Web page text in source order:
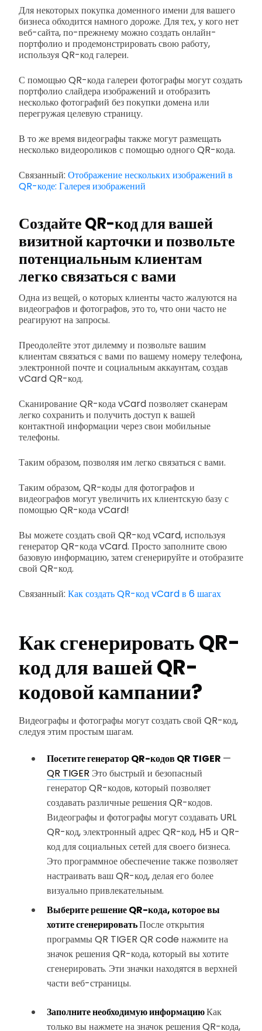
Для некоторых покупка доменного имени для вашего
бизнеса обходится намного дороже. Для тех, у кого нет
веб-сайта, по-прежнему можно создать онлайн-
портфолио и продемонстрировать свою работу,
используя QR-код галереи.
С помощью QR-кода галереи фотографы могут создать
портфолио слайдера изображений и отобразить
несколько фотографий без покупки домена или
перегружая целевую страницу.
В то же время видеографы также могут размещать
несколько видеороликов с помощью одного QR-кода.
Связанный: Отображение нескольких изображений в
QR-коде: Галерея изображений
Создайте QR-код для вашей
визитной карточки и позвольте
потенциальным клиентам
легко связаться с вами
Одна из вещей, о которых клиенты часто жалуются на
видеографов и фотографов, это то, что они часто не
реагируют на запросы.
Преодолейте этот дилемму и позвольте вашим
клиентам связаться с вами по вашему номеру телефона,
электронной почте и социальным аккаунтам, создав
vCard QR-код.
Сканирование QR-кода vCard позволяет сканерам
легко сохранить и получить доступ к вашей
контактной информации через свои мобильные
телефоны.
Таким образом, позволяя им легко связаться с вами.
Таким образом, QR-коды для фотографов и
видеографов могут увеличить их клиентскую базу с
помощью QR-кода vCard!
Вы можете создать свой QR-код vCard, используя
генератор QR-кода vCard. Просто заполните свою
базовую информацию, затем сгенерируйте и отобразите
свой QR-код.
Связанный: Как создать QR-код vCard в 6 шагах
Как сгенерировать QR-
код для вашей QR-
кодовой кампании?
Видеографы и фотографы могут создать свой QR-код,
следуя этим простым шагам.
Посетите генератор QR-кодов QR TIGER —
QR TIGER Это быстрый и безопасный
генератор QR-кодов, который позволяет
создавать различные решения QR-кодов.
Видеографы и фотографы могут создавать URL
QR-код, электронный адрес QR-код, H5 и QR-
код для социальных сетей для своего бизнеса.
Это программное обеспечение также позволяет
настраивать ваш QR-код, делая его более
визуально привлекательным.
Выберите решение QR-кода, которое вы
хотите сгенерироватьПосле открытия
программы QR TIGER QR code нажмите на
значок решения QR-кода, который вы хотите
сгенерировать. Эти значки находятся в верхней
части веб-страницы.
Заполните необходимую информациюКак
только вы нажмете на значок решения QR-кода,